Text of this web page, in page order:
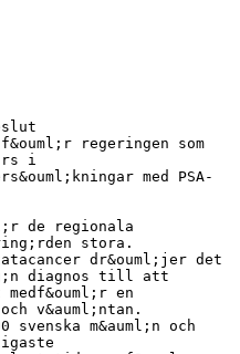
regeringen som
i
med PSA-
de regionala
stora.
dr&ouml;jer det
diagnos till att
en
v&auml;ntan.
svenska m&auml;n och